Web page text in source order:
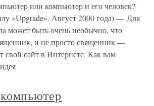
или компьютер и его человек?
«Upgrade». Август 2000 года) — Для
может быть очень необычно, что
и не просто священник —
свой сайт в Интернете. Как вам